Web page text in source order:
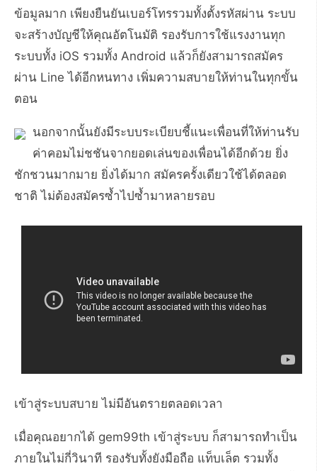
ข้อมูลมาก เพียงยืนยันเบอร์โทรรวมทั้งตั้งรหัสผ่าน ระบบ
จะสร้างบัญชีให้คุณอัตโนมัติ รองรับการใช้แรงงานทุก
ระบบทั้ง iOS รวมทั้ง Android แล้วก็ยังสามารถสมัคร
ผ่าน Line ได้อีกหนทาง เพิ่มความสบายให้ท่านในทุกขั้น
ตอน
นอกจากนั้นยังมีระบบระเบียบชี้แนะเพื่อนที่ให้ท่านรับ
ค่าคอมไม่ชชันจากยอดเล่นของเพื่อนได้อีกด้วย ยิ่ง
ชักชวนมากมาย ยิ่งได้มาก สมัครครั้งเดียวใช้ได้ตลอด
ชาติ ไม่ต้องสมัครซ้ำไปซ้ำมาหลายรอบ
เข้าสู่ระบบสบาย ไม่มีอันตรายตลอดเวลา
เมื่อคุณอยากได้ gem99th เข้าสู่ระบบ ก็สามารถทำเป็น
ภายในไม่กี่วินาที รองรับทั้งยังมือถือ แท็บเล็ต รวมทั้ง